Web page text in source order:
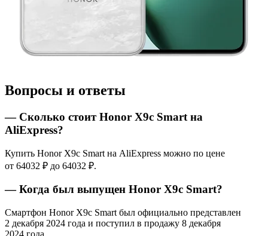
Вопросы и ответы
— Сколько стоит Honor X9c Smart на
AliExpress?
Купить Honor X9c Smart на AliExpress можно по цене
от 64032 ₽ до 64032 ₽.
— Когда был выпущен Honor X9c Smart?
Смартфон Honor X9c Smart был официально представлен
2 декабря 2024 года и поступил в продажу 8 декабря